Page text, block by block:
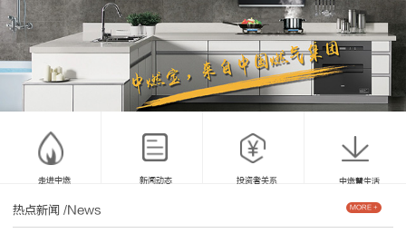
走进中燃 新闻动态 投资者关系 中燃慧生活
热点新闻 /News MORE +